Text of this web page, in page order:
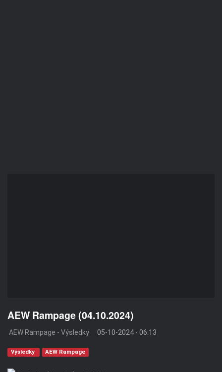
AEW Rampage (04.10.2024)
AEW Rampage - Výsledky 05-10-2024 - 06:13
Výsledky AEW Rampage